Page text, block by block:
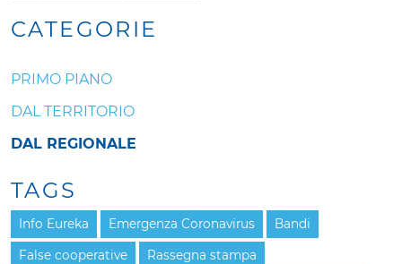
CATEGORIE
PRIMO PIANO
DAL TERRITORIO
DAL REGIONALE
TAGS
Info Eureka Emergenza Coronavirus Bandi
False cooperative Rassegna stampa